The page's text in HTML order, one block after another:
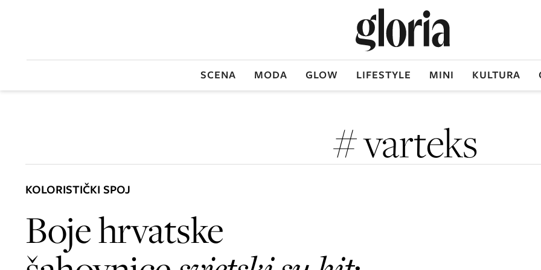
SCENA MODA GLOW LIFESTYLE MINI KULTURA
# varteks
KOLORISTIČKI SPOJ
Boje hrvatske